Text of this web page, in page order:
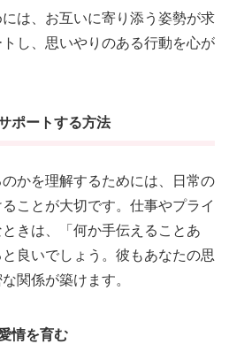
は、お互いに寄り添う姿勢が求
し、思いやりのある行動を心が
ポートする方法
かを理解するためには、日常の
ことが大切です。仕事やプライ
きは、「何か手伝えることあ
良いでしょう。彼もあなたの思
関係が築けます。
情を育む